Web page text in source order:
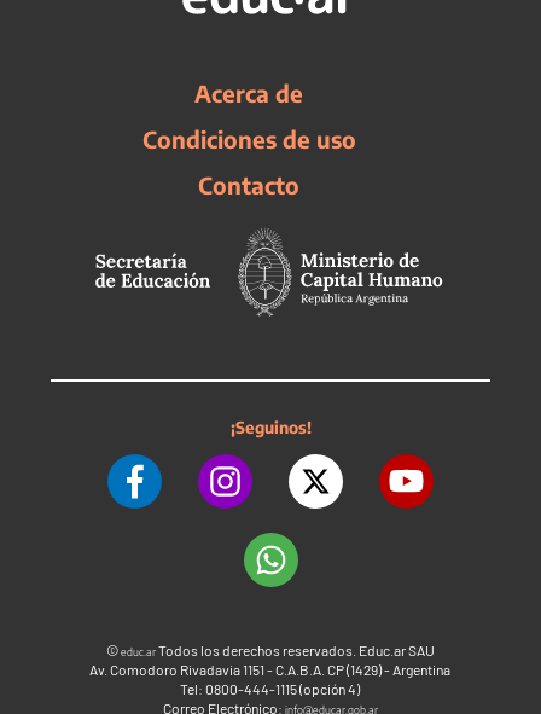
Acerca de
Condiciones de uso
Contacto
¡Seguinos!
©educ.arTodos los derechos reservados. Educ.ar SAU
Av. Comodoro Rivadavia 1151 - C.A.B.A. CP (1429) - Argentina
Tel: 0800-444-1115 (opción 4)
Correo Electrónico: info@educar.gob.ar